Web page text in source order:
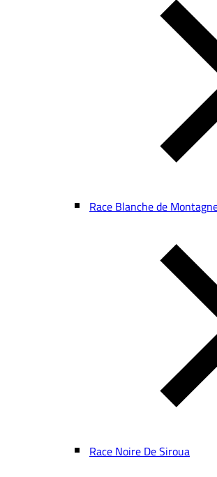
Race Blanche de
Race Noire De Siroua